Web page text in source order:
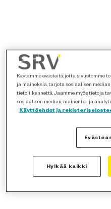
Käytämme evästeitä, jotta sivustomme
ja mainoksia, tarjota sosiaalisen
tietoliikennettä. Jaamme myös tietoja
sosiaalisen median, mainonta- ja
Käyttöehdot ja
Hylkää kaikki